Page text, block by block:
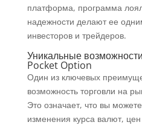
платформа, программа
надежности делают ее
инвесторов и трейдеров.
Уникальные
Pocket Option
Один из ключевых
возможность торговли на
Это означает, что вы
изменения курса валют,